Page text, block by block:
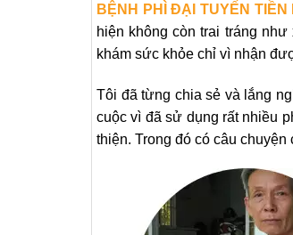
BỆNH PHÌ ĐẠI TUYẾN TIỀN
hiện không còn trai tráng
khám sức khỏe chỉ vì nhận
Tôi đã từng chia sẻ và lắng
cuộc vì đã sử dụng rất nhiều
thiện. Trong đó có câu